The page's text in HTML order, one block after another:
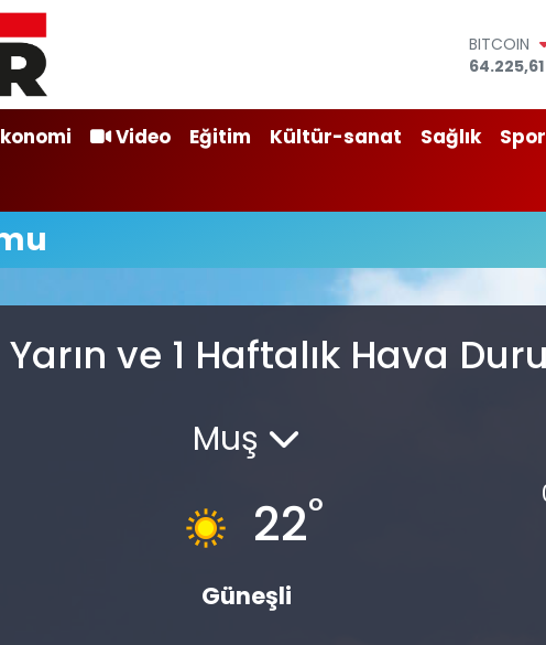
BITCOIN
64.225,61
47,7143
EURO
55,0317
BİST100
Video Eğitim Kültür-sanat Sağlık Spor
ve 1 Haftalık Hava
Muş
22°
Güneşli